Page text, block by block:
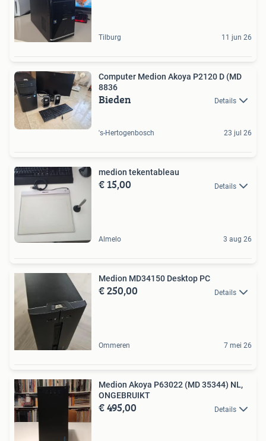
Tilburg 11 jun 26
Computer Medion Akoya P2120 D (MD
8836
Bieden Details
's-Hertogenbosch 23 jul 26
medion tekentableau
€ 15,00 Details
Almelo 3 aug 26
Medion MD34150 Desktop PC
€ 250,00 Details
Ommeren 7 mei 26
Medion Akoya P63022 (MD 35344) NL,
ONGEBRUIKT
€ 495,00 Details